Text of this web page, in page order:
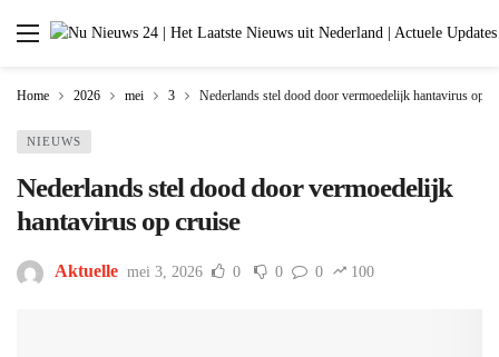
Home 2026 mei 3 Nederlands stel dood door vermoedelijk hantavirus op
NIEUWS
Nederlands stel dood door vermoedelijk
hantavirus op cruise
Aktuelle mei 3, 2026 0 0 0 100